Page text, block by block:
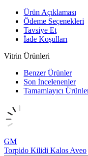
Ürün Açıklaması
Ödeme Seçenekleri
Tavsiye Et
İade Koşulları
Vitrin Ürünleri
Benzer Ürünler
Son İncelenenler
Tamamlayıcı
GM
Torpido Kilidi Kalos Aveo